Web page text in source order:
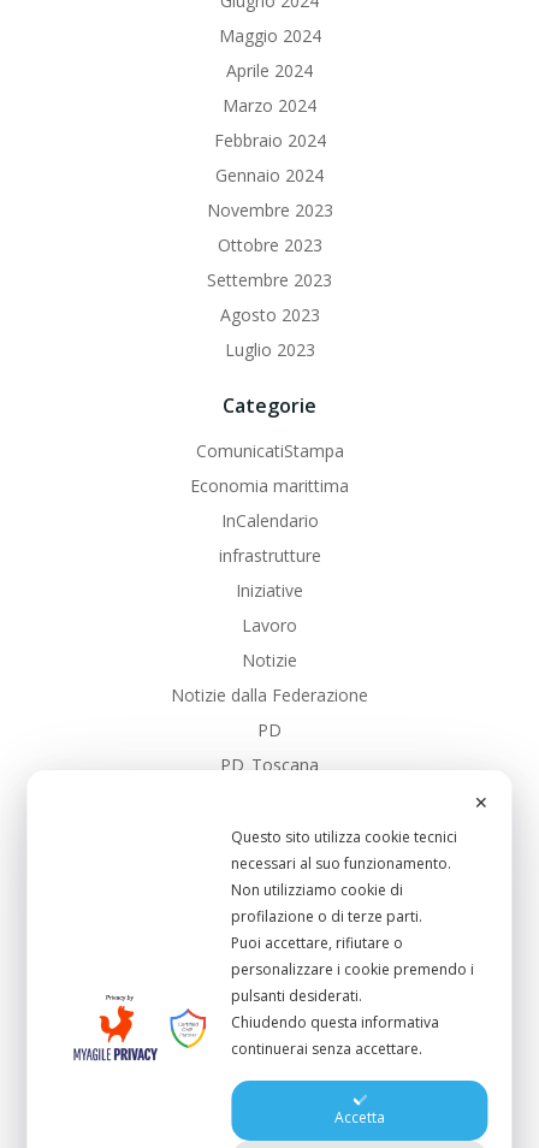
Maggio 2024
Aprile 2024
Marzo 2024
Febbraio 2024
Gennaio 2024
Novembre 2023
Ottobre 2023
Settembre 2023
Agosto 2023
Luglio 2023
Categorie
ComunicatiStampa
Economia marittima
InCalendario
infrastrutture
Iniziative
Lavoro
Notizie
Notizie dalla Federazione
PD
PD_Toscana
Sanita
Scuola Pubblica
Sistema-Portuale
UC_Bibbona
UC_CastagnetoCcci
UC_Cecina
UC_Collesalvetti
UC_Livorno
UC_RosignanoMmo
✕
Questo sito utilizza cookie tecnici
necessari al suo funzionamento.
Non utilizziamo cookie di
profilazione o di terze parti.
Puoi accettare, rifiutare o
personalizzare i cookie premendo i
pulsanti desiderati.
Chiudendo questa informativa
continuerai senza accettare.
Accetta